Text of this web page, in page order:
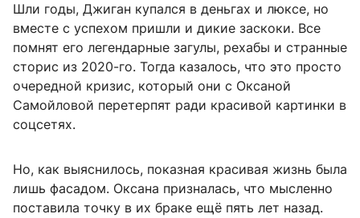
Шли годы, Джиган купался в деньгах и люксе, но
вместе с успехом пришли и дикие заскоки. Все
помнят его легендарные загулы, рехабы и странные
сторис из 2020-го. Тогда казалось, что это просто
очередной кризис, который они с Оксаной
Самойловой перетерпят ради красивой картинки в
соцсетях.
Но, как выяснилось, показная красивая жизнь была
лишь фасадом. Оксана призналась, что мысленно
поставила точку в их браке ещё пять лет назад.